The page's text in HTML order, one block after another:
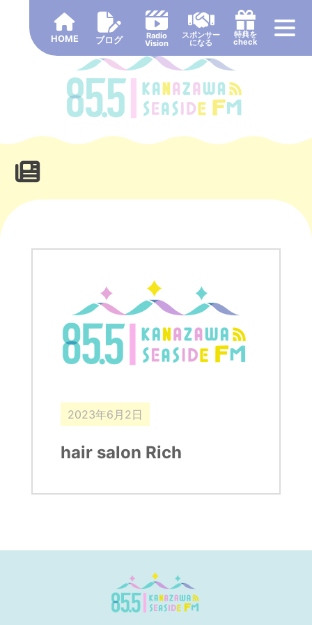
content
HOME ブログ Radio
Vision
スポンサー
になる
特典を
check
2023年6月2日
hair salon Rich